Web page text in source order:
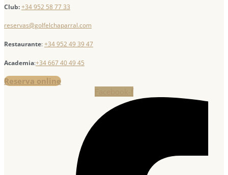
Club:+34 952 58 77 33
reservas@golfelchaparral.com
Restaurante:+34 952 49 39 47
Academia:+34 667 40 49 45
Reserva online